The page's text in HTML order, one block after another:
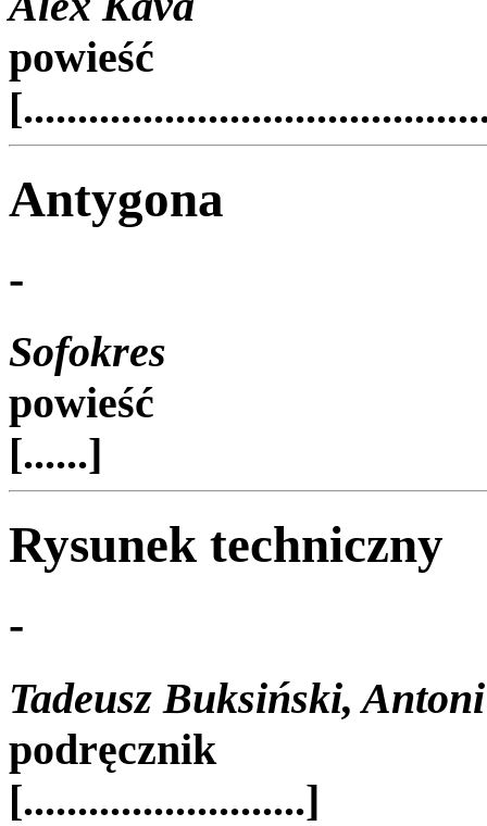
powieść
Antygona
-
Sofokres
powieść
[......]
Rysunek techniczny
-
Tadeusz Buksiński, Antoni
podręcznik
[..........................]